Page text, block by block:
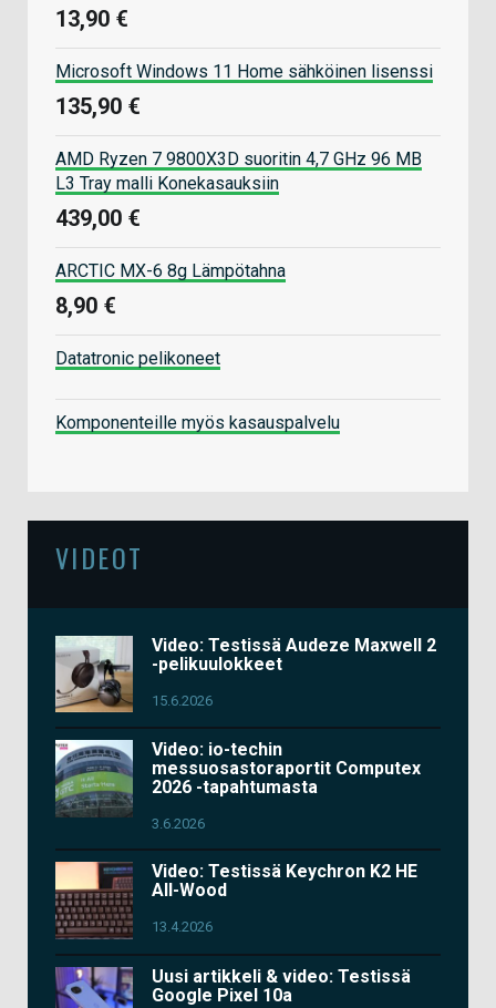
13,90 €
Microsoft Windows 11 Home sähköinen lisenssi
135,90 €
AMD Ryzen 7 9800X3D suoritin 4,7 GHz 96 MB
L3 Tray malli Konekasauksiin
439,00 €
ARCTIC MX-6 8g Lämpötahna
8,90 €
Datatronic pelikoneet
Komponenteille myös kasauspalvelu
VIDEOT
Video: Testissä Audeze Maxwell 2
-pelikuulokkeet
15.6.2026
Video: io-techin
messuosastoraportit Computex
2026 -tapahtumasta
3.6.2026
Video: Testissä Keychron K2 HE
All-Wood
13.4.2026
Uusi artikkeli & video: Testissä
Google Pixel 10a